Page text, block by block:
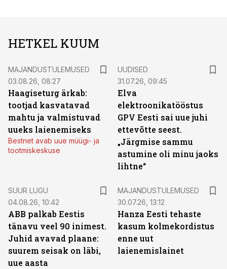
HETKEL KUUM
MAJANDUSTULEMUSED
03.08.26, 08:27
Haagiseturg ärkab:
tootjad kasvatavad
mahtu ja valmistuvad
uueks laienemiseks
Bestnet avab uue müügi- ja
tootmiskeskuse
UUDISED
31.07.26, 09:45
Elva
elektroonikatööstus
GPV Eesti sai uue juhi
ettevõtte seest.
„Järgmise sammu
astumine oli minu jaoks
lihtne“
SUUR LUGU
04.08.26, 10:42
ABB palkab Eestis
tänavu veel 90 inimest.
Juhid avavad plaane:
suurem seisak on läbi,
uue aasta
MAJANDUSTULEMUSED
30.07.26, 13:12
Hanza Eesti tehaste
kasum kolmekordistus
enne uut
laienemislainet